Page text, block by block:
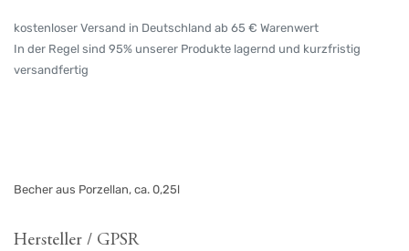
kostenloser Versand in Deutschland ab 65 € Warenwert
In der Regel sind 95% unserer Produkte lagernd und kurzfristig
versandfertig
Becher aus Porzellan, ca. 0,25l
Hersteller / GPSR